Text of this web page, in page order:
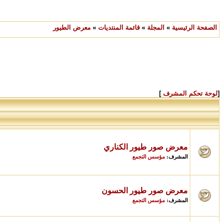
الصفحة الرئيسية » المجلة » قائمة المنتديات » معرض الطيور
[لوحة تحكم المشرف ]
معرض صور طيور الكناري
المشرف: مؤسس التجمع
معرض صور طيور الحسون
المشرف: مؤسس التجمع